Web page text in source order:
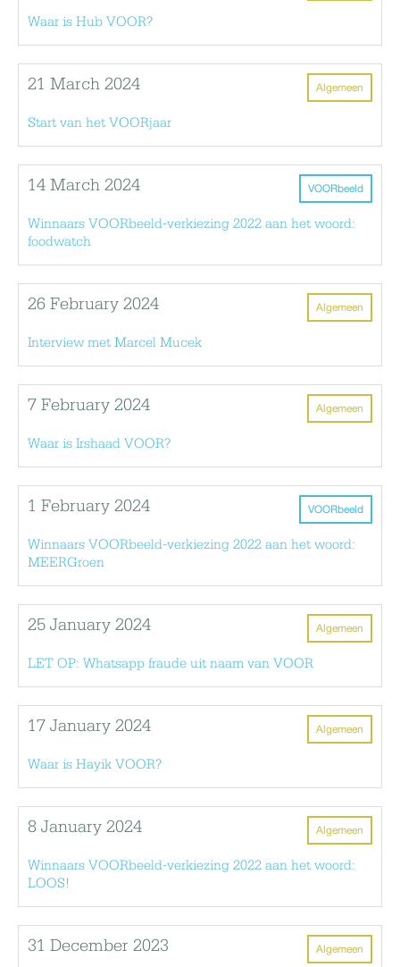
Waar is Hub VOOR?
Algemeen
21 March 2024
Start van het VOORjaar
VOORbeeld
14 March 2024
Winnaars VOORbeeld-verkiezing 2022 aan het woord:
foodwatch
Algemeen
26 February 2024
Interview met Marcel Mucek
Algemeen
7 February 2024
Waar is Irshaad VOOR?
VOORbeeld
1 February 2024
Winnaars VOORbeeld-verkiezing 2022 aan het woord:
MEERGroen
Algemeen
25 January 2024
LET OP: Whatsapp fraude uit naam van VOOR
Algemeen
17 January 2024
Waar is Hayik VOOR?
Algemeen
8 January 2024
Winnaars VOORbeeld-verkiezing 2022 aan het woord:
LOOS!
Algemeen
31 December 2023